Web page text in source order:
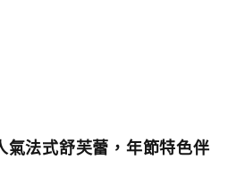
氣法式舒芙蕾，年節特色伴